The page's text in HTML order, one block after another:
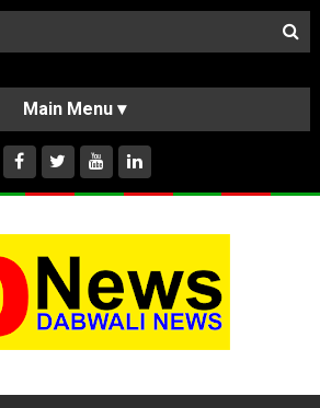
HOME
ABOUT US
INSTAGRAM